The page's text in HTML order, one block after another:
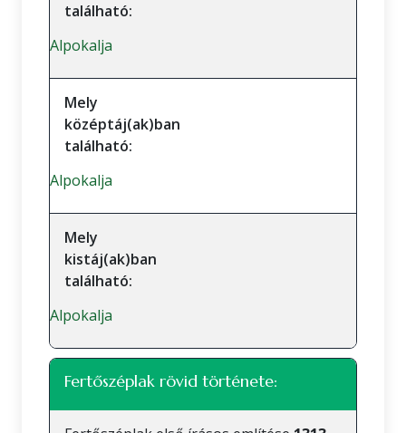
található:
Alpokalja
Mely
középtáj(ak)ban
található:
Alpokalja
Mely
kistáj(ak)ban
található:
Alpokalja
Fertőszéplak rövid története: